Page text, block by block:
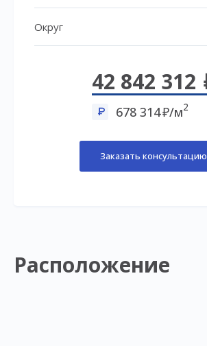
Округ
42 842 312
678 314 /м2
Заказать консультацию
Расположение